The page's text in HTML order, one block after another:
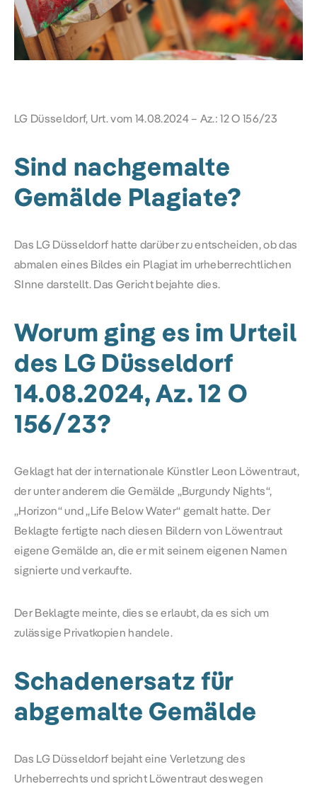
LG Düsseldorf, Urt. vom 14.08.2024 – Az.: 12 O 156/23
Sind nachgemalte
Gemälde Plagiate?
Das LG Düsseldorf hatte darüber zu entscheiden, ob das
abmalen eines Bildes ein Plagiat im urheberrechtlichen
SInne darstellt. Das Gericht bejahte dies.
Worum ging es im Urteil
des LG Düsseldorf
14.08.2024, Az. 12 O
156/23?
Geklagt hat der internationale Künstler Leon Löwentraut,
der unter anderem die Gemälde „Burgundy Nights“,
„Horizon“ und „Life Below Water“ gemalt hatte. Der
Beklagte fertigte nach diesen Bildern von Löwentraut
eigene Gemälde an, die er mit seinem eigenen Namen
signierte und verkaufte.
Der Beklagte meinte, dies se erlaubt, da es sich um
zulässige Privatkopien handele.
Schadenersatz für
abgemalte Gemälde
Das LG Düsseldorf bejaht eine Verletzung des
Urheberrechts und spricht Löwentraut deswegen